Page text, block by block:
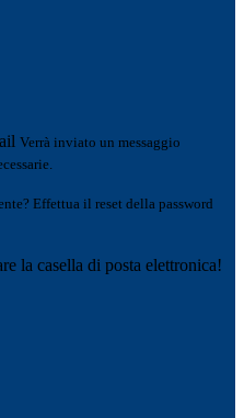
Verrà inviato un messaggio
Effettua il reset della password
la casella di posta elettronica!